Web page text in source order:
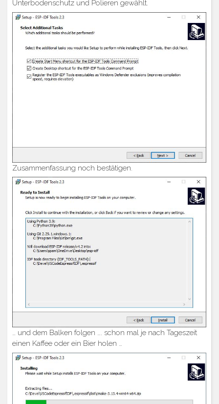
Unterbodenschutz und Polieren gewählt.
Zusammenfassung noch bestätigen.
… und dem Balken folgen …. schon mal je nach Tageszeit
einen Kaffee oder ein Bier holen …